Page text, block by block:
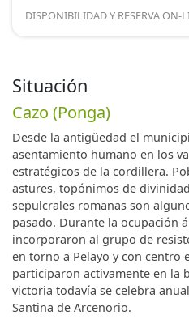
Situación
Cazo (Ponga)
Desde la antigüedad el
asentamiento humano en los
estratégicos de la cordillera.
astures, topónimos de
sepulcrales romanas son
pasado. Durante la ocupación
incorporaron al grupo de
en torno a Pelayo y con centro
participaron activamente en la
victoria todavía se celebra
Santina de Arcenorio.
DISPONIBILIDAD Y RESERVA ON-